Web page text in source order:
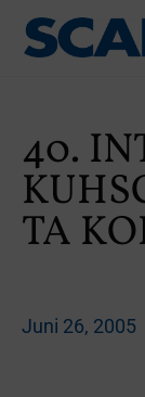
40.
TA
Juni 26, 2005